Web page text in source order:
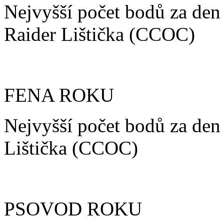
Nejvyšší počet bodů za
Raider Lištička (CCOC)
FENA ROKU
Nejvyšší počet bodů za
Lištička (CCOC)
PSOVOD ROKU